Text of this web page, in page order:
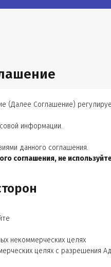
(Далее Соглашение)
информации.
данного соглашения.
соглашения, не
некоммерческих целях
целях с разрешения